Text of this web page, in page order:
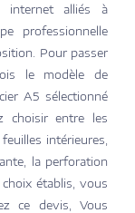
internet alliés à
professionnelle
Pour passer
le modèle de
A5 sélectionné
choisir entre les
intérieures,
la perforation
établis, vous
ce devis, Vous